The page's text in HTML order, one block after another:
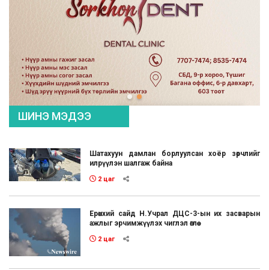
ШИНЭ МЭДЭЭ
Шатахуун дамлан борлуулсан хоёр зөрчлийг
илрүүлэн шалгаж байна
2 цаг
Ерөнхий сайд Н.Учрал ДЦС-3-ын их засварын
ажлыг эрчимжүүлэх чиглэл өглөө
2 цаг